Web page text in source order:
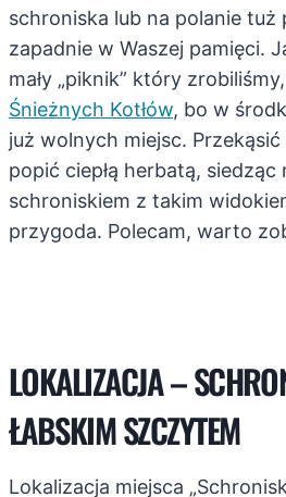
schroniska lub na polanie tuż
zapadnie w Waszej pamięci.
mały „piknik” który
Śnieżnych Kotłów, bo w
już wolnych miejsc. Przekąsić
popić ciepłą herbatą, siedząc
schroniskiem z takim
przygoda. Polecam, warto
LOKALIZACJA –
ŁABSKIM SZCZYTEM
Lokalizacja miejsca